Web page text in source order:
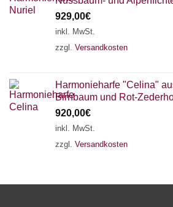
929,00€
inkl. MwSt.
zzgl. Versandkosten
Harmonieharfe "Celina"
Birnbaum und Rot-
920,00€
inkl. MwSt.
zzgl. Versandkosten